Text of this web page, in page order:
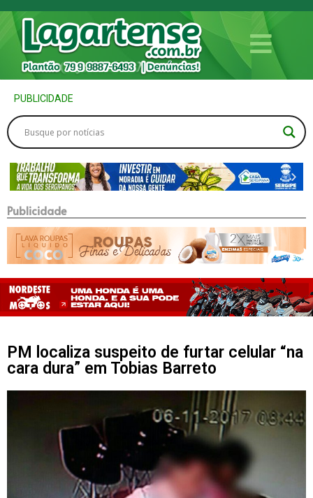
PUBLICIDADE
Publicidade
PM localiza suspeito de furtar celular “na
cara dura” em Tobias Barreto